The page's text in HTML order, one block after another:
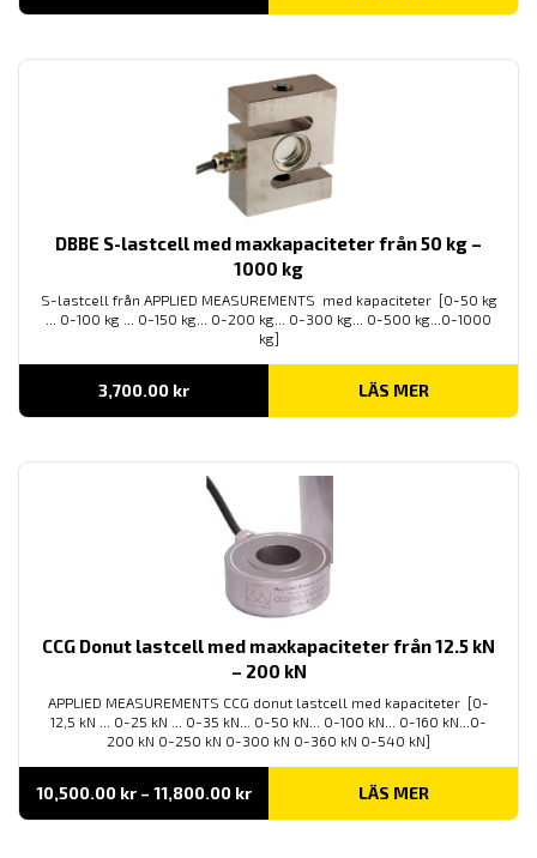
till
DBBE S-lastcell med maxkapaciteter från 50 kg –
1000 kg
S-lastcell från APPLIED MEASUREMENTS med kapaciteter [0-50 kg
... 0-100 kg ... 0-150 kg... 0-200 kg... 0-300 kg... 0-500 kg...0-1000
kg]
3,700.00 kr LÄS MER
CCG Donut lastcell med maxkapaciteter från 12.5 kN
– 200 kN
APPLIED MEASUREMENTS CCG donut lastcell med kapaciteter [0-
12,5 kN ... 0-25 kN ... 0-35 kN... 0-50 kN... 0-100 kN... 0-160 kN...0-
200 kN 0-250 kN 0-300 kN 0-360 kN 0-540 kN]
10,500.00 kr – 11,800.00 krPrisintervall:
till
LÄS MER